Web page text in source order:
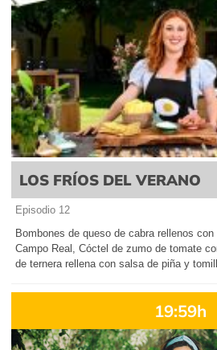
LOS FRÍOS DEL VERANO
Episodio 12
Bombones de queso de cabra rellenos
Campo Real, Cóctel de zumo de tomate
de ternera rellena con salsa de piña y
19:59h